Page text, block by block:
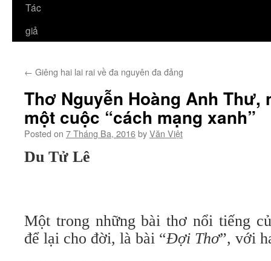
Tác
giả
← Giêng hai lai rai về đa nguyên đa đảng
Thơ Nguyễn Hoàng Anh Thư,
một cuộc “cách mạng xanh”
Posted on 7 Tháng Ba, 2016byVăn Việt
Du Tử Lê
Một trong những bài thơ nổi tiếng
để lại cho đời, là bài “Đợi Thơ”, với